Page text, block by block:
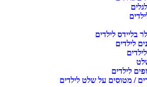
בליידס לילדים
לילדים
לילדים
/ מטוסים על שלט לילדים